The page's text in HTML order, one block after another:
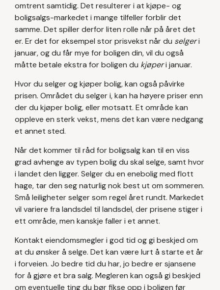
omtrent samtidig. Det resulterer i at kjøpe- og
boligsalgs-markedet i mange tilfeller forblir det
samme. Det spiller derfor liten rolle når på året det
er. Er det for eksempel stor prisvekst når du selgeri
januar, og du får mye for boligen din, vil du også
måtte betale ekstra for boligen du kjøperi januar.
Hvor du selger og kjøper bolig, kan også påvirke
prisen. Området du selger i, kan ha høyere priser enn
der du kjøper bolig, eller motsatt. Et område kan
oppleve en sterk vekst, mens det kan være nedgang
et annet sted.
Når det kommer til råd for boligsalg kan til en viss
grad avhenge av typen bolig du skal selge, samt hvor
i landet den ligger. Selger du en enebolig med flott
hage, tar den seg naturlig nok best ut om sommeren.
Små leiligheter selger som regel året rundt. Markedet
vil variere fra landsdel til landsdel, der prisene stiger i
ett område, men kanskje faller i et annet.
Kontakt eiendomsmegler i god tid og gi beskjed om
at du ønsker å selge. Det kan være lurt å starte et år
i forveien. Jo bedre tid du har, jo bedre er sjansene
for å gjøre et bra salg. Megleren kan også gi beskjed
om eventuelle ting du bør fikse opp i boligen før